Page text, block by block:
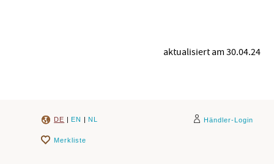
aktualisiert am 30.04.24
DE | EN | NL Händler-Login
Merkliste